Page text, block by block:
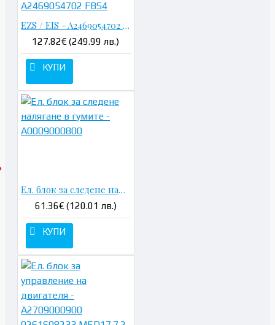
EZS / EIS - A2469054702 FBS4
127.82€ (249.99 лв.)
КУПИ
Ел. блок за следене налягане в гумите - A0009000800
61.36€ (120.01 лв.)
КУПИ